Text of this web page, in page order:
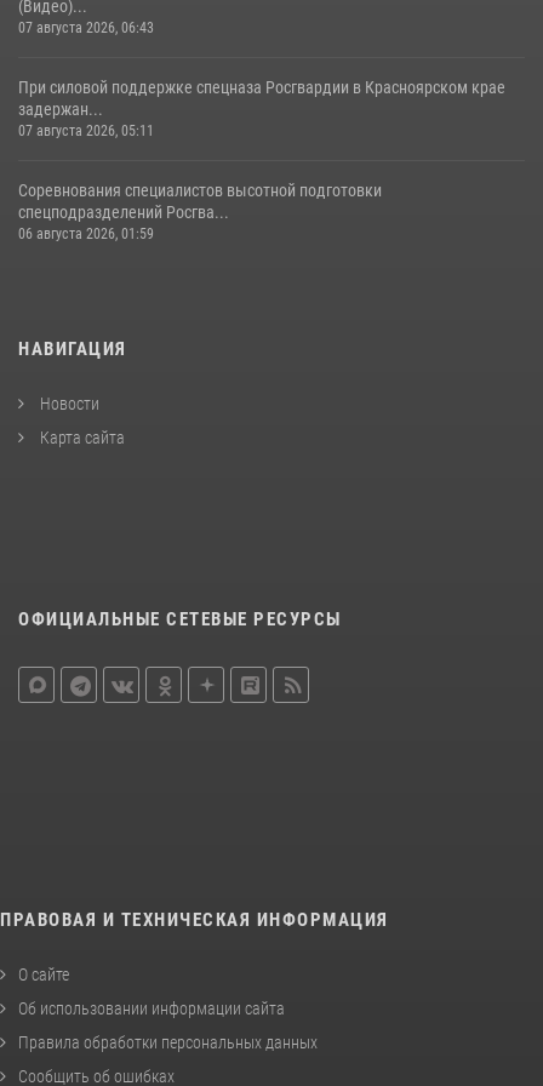
(Видео)...
07 августа 2026, 06:43
При силовой поддержке спецназа Росгвардии в Красноярском крае
задержан...
07 августа 2026, 05:11
Соревнования специалистов высотной подготовки
спецподразделений Росгва...
06 августа 2026, 01:59
НАВИГАЦИЯ
Новости
Карта сайта
ОФИЦИАЛЬНЫЕ СЕТЕВЫЕ РЕСУРСЫ
ПРАВОВАЯ И ТЕХНИЧЕСКАЯ ИНФОРМАЦИЯ
О сайте
Об использовании информации сайта
Правила обработки персональных данных
Сообщить об ошибках